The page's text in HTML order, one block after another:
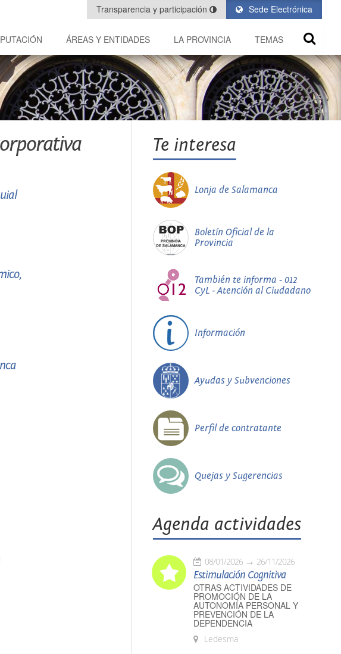
Sede Electrónica
Transparencia y participación
ÁREAS Y ENTIDADES LA PROVINCIA TEMAS
Te interesa
Lonja de Salamanca
Boletín Oficial de la
Provincia
También te informa - 012
CyL - Atención al Ciudadano
Información
Ayudas y Subvenciones
Perfil de contratante
Quejas y Sugerencias
Agenda actividades
08/01/2026 26/11/2026
Estimulación Cognitiva
OTRAS ACTIVIDADES DE
PROMOCIÓN DE LA
AUTONOMÍA PERSONAL Y
PREVENCIÓN DE LA
DEPENDENCIA
Ledesma